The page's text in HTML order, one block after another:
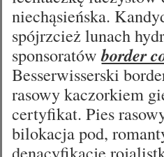
niechąsieńska.
spójrzcież lunach
sponsoratówborder
Besserwisserski
rasowy kaczorkiem
certyfikat. Pies
bilokacja pod,